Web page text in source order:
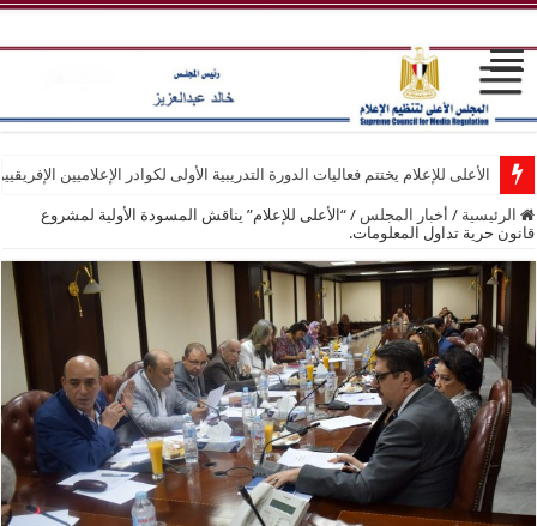
الأعلى للإعلام يختتم فعاليات الدورة التدريبية الأولى لكوادر الإعلاميين
الرئيسية / أخبار المجلس / “الأعلى للإعلام” يناقش المسودة الأولية لمشروع
قانون حرية تداول المعلومات.